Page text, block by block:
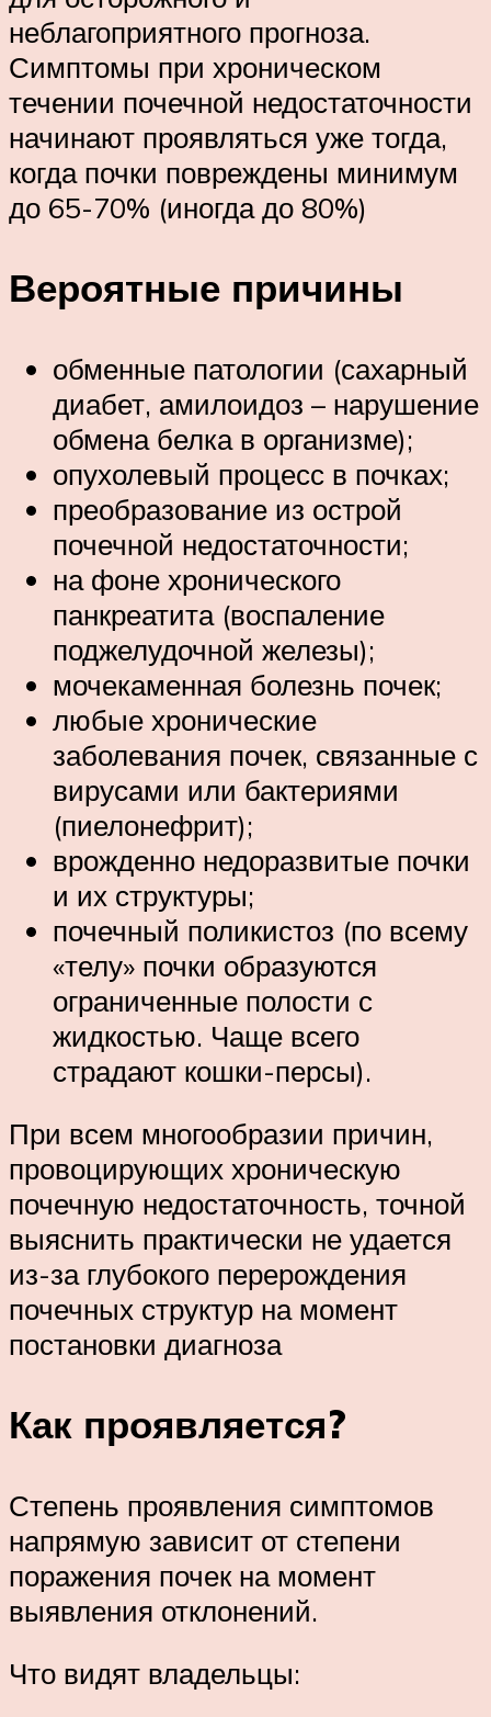
неблагоприятного прогноза.
Симптомы при хроническом
течении почечной недостаточности
начинают проявляться уже тогда,
когда почки повреждены минимум
до 65-70% (иногда до 80%)
Вероятные причины
обменные патологии (сахарный
диабет, амилоидоз – нарушение
обмена белка в организме);
опухолевый процесс в почках;
преобразование из острой
почечной недостаточности;
на фоне хронического
панкреатита (воспаление
поджелудочной железы);
мочекаменная болезнь почек;
любые хронические
заболевания почек, связанные с
вирусами или бактериями
(пиелонефрит);
врожденно недоразвитые почки
и их структуры;
почечный поликистоз (по всему
«телу» почки образуются
ограниченные полости с
жидкостью. Чаще всего
страдают кошки-персы).
При всем многообразии причин,
провоцирующих хроническую
почечную недостаточность, точной
выяснить практически не удается
из-за глубокого перерождения
почечных структур на момент
постановки диагноза
Как проявляется?
Степень проявления симптомов
напрямую зависит от степени
поражения почек на момент
выявления отклонений.
Что видят владельцы: